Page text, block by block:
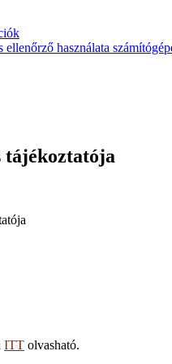
használata
tájékoztatója
ITT olvasható.